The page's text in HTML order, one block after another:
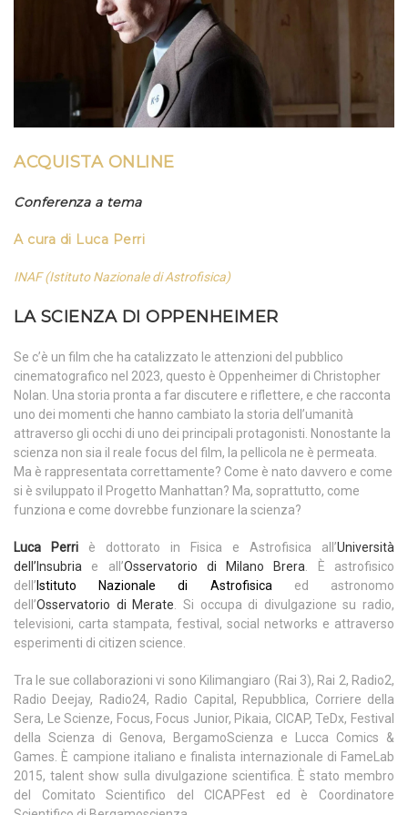
ACQUISTAONLINE
Conferenza a tema
A cura di Luca Perri
INAF (Istituto Nazionale di Astrofisica)
LA SCIENZA DI OPPENHEIMER
Se c’è un film che ha catalizzato le attenzioni del pubblico
cinematografico nel 2023, questo è Oppenheimer di Christopher
Nolan. Una storia pronta a far discutere e riflettere, e che racconta
uno dei momenti che hanno cambiato la storia dell’umanità
attraverso gli occhi di uno dei principali protagonisti. Nonostante la
scienza non sia il reale focus del film, la pellicola ne è permeata.
Ma è rappresentata correttamente? Come è nato davvero e come
si è sviluppato il Progetto Manhattan? Ma, soprattutto, come
funziona e come dovrebbe funzionare la scienza?
Luca Perri è dottorato in Fisica e Astrofisica all’Università
dell’Insubria e all’Osservatorio di Milano Brera. È astrofisico
dell’ Istituto Nazionale di Astrofisicaed astronomo
dell’Osservatorio di Merate. Si occupa di divulgazione su radio,
televisioni, carta stampata, festival, social networks e attraverso
esperimenti di citizen science.
Tra le sue collaborazioni vi sono Kilimangiaro (Rai 3), Rai 2, Radio2,
Radio Deejay, Radio24, Radio Capital, Repubblica, Corriere della
Sera, Le Scienze, Focus, Focus Junior, Pikaia, CICAP, TeDx, Festival
della Scienza di Genova, BergamoScienza e Lucca Comics &
Games. È campione italiano e finalista internazionale di FameLab
2015, talent show sulla divulgazione scientifica. È stato membro
del Comitato Scientifico del CICAPFest ed è Coordinatore